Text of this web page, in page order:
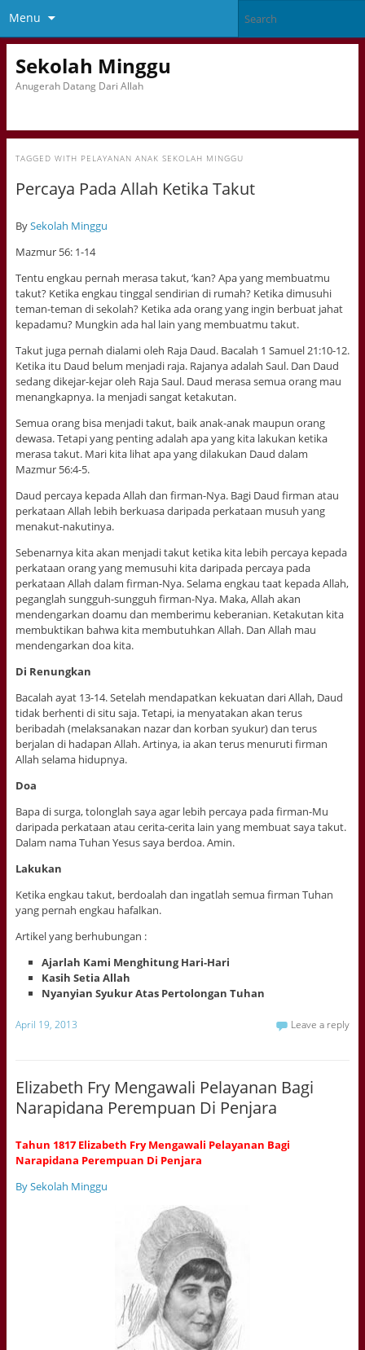
Menu
Sekolah Minggu
Anugerah Datang Dari Allah
TAGGED WITH PELAYANAN ANAK SEKOLAH MINGGU
Percaya Pada Allah Ketika Takut
BySekolah Minggu
Mazmur 56: 1-14
Tentu engkau pernah merasa takut, ‘kan? Apa yang membuatmu
takut? Ketika engkau tinggal sendirian di rumah? Ketika dimusuhi
teman-teman di sekolah? Ketika ada orang yang ingin berbuat jahat
kepadamu? Mungkin ada hal lain yang membuatmu takut.
Takut juga pernah dialami oleh Raja Daud. Bacalah 1 Samuel 21:10-12.
Ketika itu Daud belum menjadi raja. Rajanya adalah Saul. Dan Daud
sedang dikejar-kejar oleh Raja Saul. Daud merasa semua orang mau
menangkapnya. Ia menjadi sangat ketakutan.
Semua orang bisa menjadi takut, baik anak-anak maupun orang
dewasa. Tetapi yang penting adalah apa yang kita lakukan ketika
merasa takut. Mari kita lihat apa yang dilakukan Daud dalam
Mazmur 56:4-5.
Daud percaya kepada Allah dan firman-Nya. Bagi Daud firman atau
perkataan Allah lebih berkuasa daripada perkataan musuh yang
menakut-nakutinya.
Sebenarnya kita akan menjadi takut ketika kita lebih percaya kepada
perkataan orang yang memusuhi kita daripada percaya pada
perkataan Allah dalam firman-Nya. Selama engkau taat kepada Allah,
peganglah sungguh-sungguh firman-Nya. Maka, Allah akan
mendengarkan doamu dan memberimu keberanian. Ketakutan kita
membuktikan bahwa kita membutuhkan Allah. Dan Allah mau
mendengarkan doa kita.
Di Renungkan
Bacalah ayat 13-14. Setelah mendapatkan kekuatan dari Allah, Daud
tidak berhenti di situ saja. Tetapi, ia menyatakan akan terus
beribadah (melaksanakan nazar dan korban syukur) dan terus
berjalan di hadapan Allah. Artinya, ia akan terus menuruti firman
Allah selama hidupnya.
Doa
Bapa di surga, tolonglah saya agar lebih percaya pada firman-Mu
daripada perkataan atau cerita-cerita lain yang membuat saya takut.
Dalam nama Tuhan Yesus saya berdoa. Amin.
Lakukan
Ketika engkau takut, berdoalah dan ingatlah semua firman Tuhan
yang pernah engkau hafalkan.
Artikel yang berhubungan :
Ajarlah Kami Menghitung Hari-Hari
Kasih Setia Allah
Nyanyian Syukur Atas Pertolongan Tuhan
April 19, 2013 Leave a reply
Elizabeth Fry Mengawali Pelayanan Bagi
Narapidana Perempuan Di Penjara
Tahun 1817 Elizabeth Fry Mengawali Pelayanan Bagi
Narapidana Perempuan Di Penjara
By Sekolah Minggu